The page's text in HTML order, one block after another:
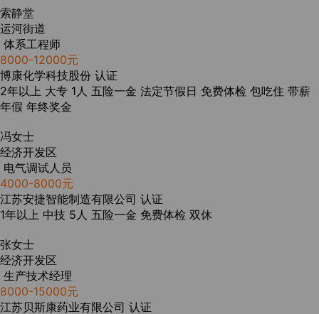
索静堂
运河街道
体系工程师
8000-12000元
博康化学科技股份 认证
2年以上 大专 1人 五险一金 法定节假日 免费体检 包吃住 带薪
年假 年终奖金
冯女士
经济开发区
电气调试人员
4000-8000元
江苏安捷智能制造有限公司 认证
1年以上 中技 5人 五险一金 免费体检 双休
张女士
经济开发区
生产技术经理
8000-15000元
江苏贝斯康药业有限公司 认证